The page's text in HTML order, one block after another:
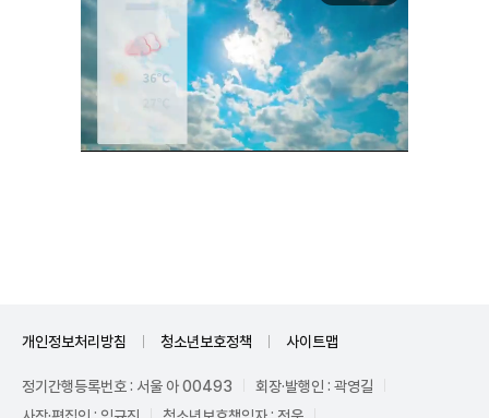
개인정보처리방침 청소년보호정책 사이트맵
정기간행등록번호 : 서울 아 00493
회장·발행인 : 곽영길